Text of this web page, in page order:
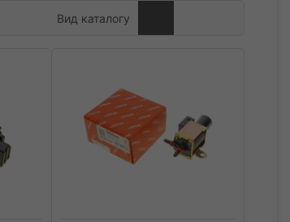
Вид каталогу